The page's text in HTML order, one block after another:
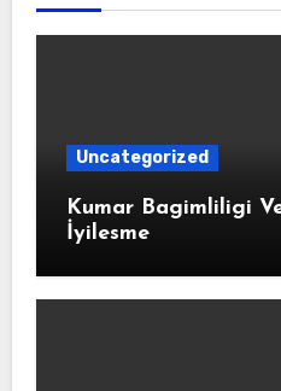
Uncategorized
Kumar Bagimliligi
İyilesme